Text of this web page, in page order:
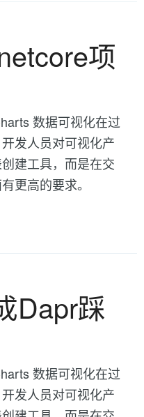
项
数据可视化在过
发人员对可视化产
建工具，而是在交
更高的要求。
Dapr踩
数据可视化在过
发人员对可视化产